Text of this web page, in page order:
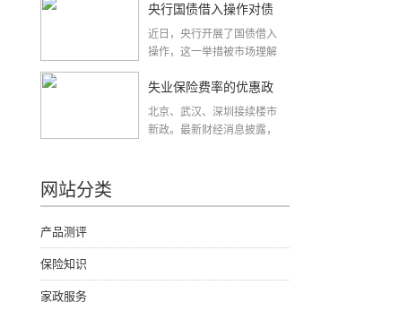
央行国债借入操作对债
市有何影响 亿学学堂解
近日，央行开展了国债借入
操作，这一举措被市场理解
失业保险费率的优惠政
策得到延长
北京、武汉、深圳接续楼市
新政。最新财经消息披露，
网站分类
产品测评
保险知识
家政服务